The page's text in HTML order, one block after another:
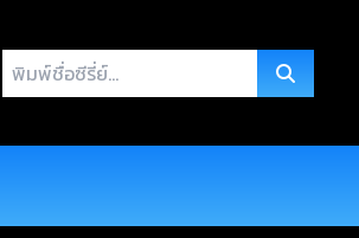
พิมพ์
ชื่อ
รี่